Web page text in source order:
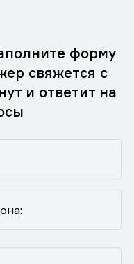
форму
свяжется с
и ответит на